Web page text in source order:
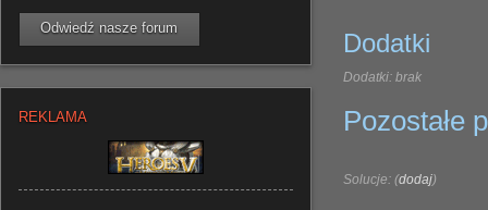
Odwiedź nasze forum
REKLAMA
Dodatki
Dodatki: brak
Pozostałe
Solucje: (dodaj)